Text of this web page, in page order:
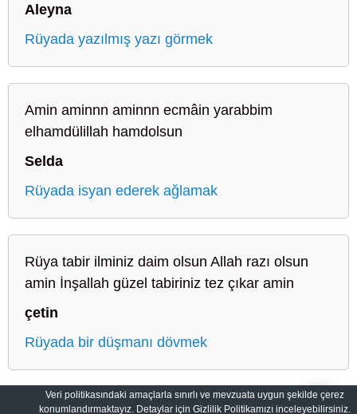
Aleyna
Rüyada yazılmış yazı görmek
Amin aminnn aminnn ecmâin yarabbim
elhamdülillah hamdolsun
Selda
Rüyada isyan ederek ağlamak
Rüya tabir ilminiz daim olsun Allah razı olsun
amin İnşallah güzel tabiriniz tez çıkar amin
çetin
Rüyada bir düşmanı dövmek
Sahih Rüyalar: Rüyaların Dilini Öğrenin Gizlilik Politikası
Veri politikasındaki amaçlarla sınırlı ve mevzuata uygun şekilde çerez
konumlandırmaktayız. Detaylar için Gizlilik Politikamızı inceleyebilirsiniz.